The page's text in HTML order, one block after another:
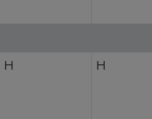
H H